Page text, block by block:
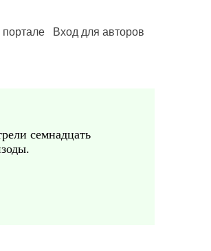
Вход для авторов
семнадцать